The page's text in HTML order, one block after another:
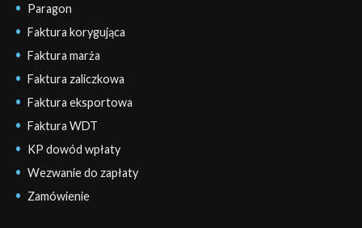
Paragon
Faktura korygująca
Faktura marża
Faktura zaliczkowa
Faktura eksportowa
Faktura WDT
KP dowód wpłaty
Wezwanie do zapłaty
Zamówienie